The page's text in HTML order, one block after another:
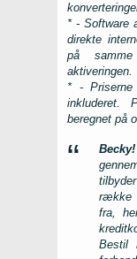
* - Software
direkte
på
aktiveringen.
* -
inkluderet.
beregnet på
række
fra,
Bestil